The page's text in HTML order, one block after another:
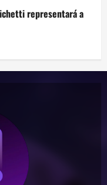
representará a